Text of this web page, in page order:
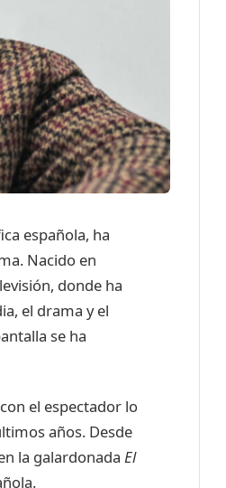
española, ha
Nacido en
donde ha
el drama y el
se ha
el espectador lo
años. Desde
la galardonada El